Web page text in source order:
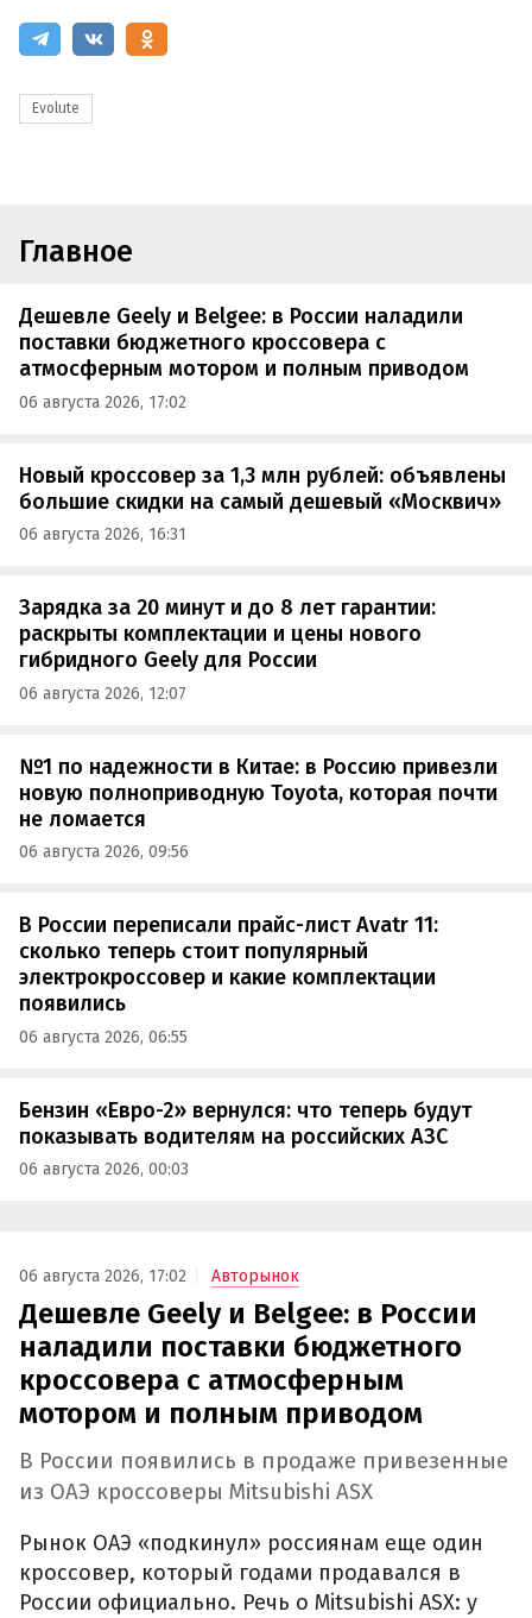
Evolute
Главное
Дешевле Geely и Belgee: в России наладили
поставки бюджетного кроссовера с
атмосферным мотором и полным приводом
06 августа 2026, 17:02
Новый кроссовер за 1,3 млн рублей: объявлены
большие скидки на самый дешевый «Москвич»
06 августа 2026, 16:31
Зарядка за 20 минут и до 8 лет гарантии:
раскрыты комплектации и цены нового
гибридного Geely для России
06 августа 2026, 12:07
№1 по надежности в Китае: в Россию привезли
новую полноприводную Toyota, которая почти
не ломается
06 августа 2026, 09:56
В России переписали прайс-лист Avatr 11:
сколько теперь стоит популярный
электрокроссовер и какие комплектации
появились
06 августа 2026, 06:55
Бензин «Евро-2» вернулся: что теперь будут
показывать водителям на российских АЗС
06 августа 2026, 00:03
06 августа 2026, 17:02 Авторынок
Дешевле Geely и Belgee: в России
наладили поставки бюджетного
кроссовера с атмосферным
мотором и полным приводом
В России появились в продаже привезенные
из ОАЭ кроссоверы Mitsubishi ASX
Рынок ОАЭ «подкинул» россиянам еще один
кроссовер, который годами продавался в
России официально. Речь о Mitsubishi ASX: у